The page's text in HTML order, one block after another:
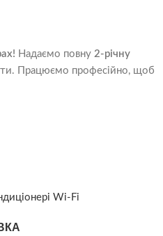
Надаємо повну 2-річну
Працюємо професійно, щоб
Wi-Fi